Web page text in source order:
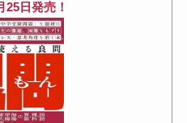
25日発売！